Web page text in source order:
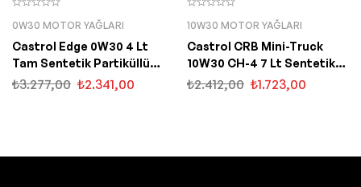
0W30 MOTOR YAĞLARI
Castrol Edge 0W30 4 Lt
Tam Sentetik Partiküllü
Motor Yağı
₺3.277,00 ₺2.341,00
10W30 MOTOR YAĞLARI
Castrol CRB Mini-Truck
10W30 CH-4 7 Lt Sentetik
Motor Yağı
₺2.412,00 ₺1.723,00